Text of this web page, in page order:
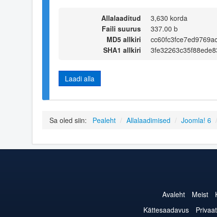
Allalaaditud
3,630 korda
Faili suurus
337.00 b
MD5 allkiri
SHA1 allkiri
Laadi alla
Sa oled siin: Pealeht / Allalaadimised / Joomla! 6 /
Avaleht Meist
Kättesaadavus